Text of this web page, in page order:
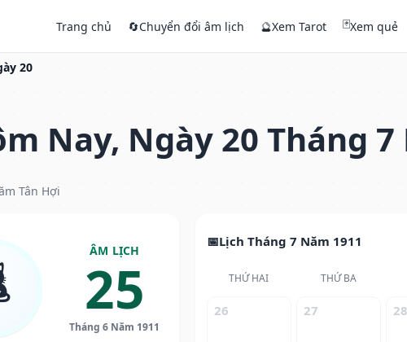
Trang chủ 🔄Chuyển đổi âm lịch 🔮Xem Tarot 🃏Xem quẻ
20
Nay, Ngày 20 Tháng 7
Tân Hợi
ÂM LỊCH
25
Tháng 6 Năm 1911
Lịch Tháng 7 Năm 1911
THỨ HAI THỨ BA
26 27 28